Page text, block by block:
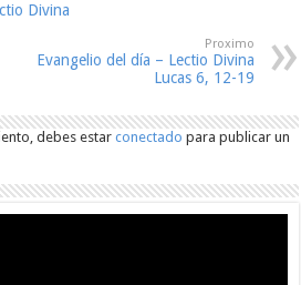
Divina
Proximo
Evangelio del día – Lectio Divina
Lucas 6, 12-19
debes estarconectado para publicar un